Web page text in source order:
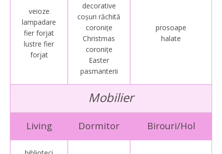
veioze
lampadare
fier forjat
lustre fier
forjat
decorative
coșuri răchită
coronițe
Christmas
coronițe
Easter
pasmanterii
prosoape
halate
Mobilier
Living Dormitor Birouri/Hol